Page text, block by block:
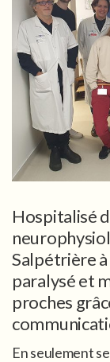
Hospitalisé
Salpétrière
paralysé et
proches
En seulement